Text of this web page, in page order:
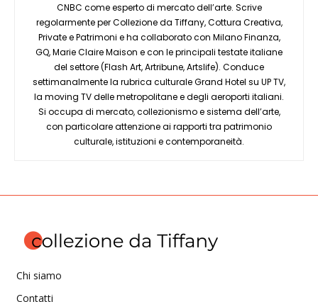
CNBC come esperto di mercato dell’arte. Scrive
regolarmente per Collezione da Tiffany, Cottura Creativa,
Private e Patrimoni e ha collaborato con Milano Finanza,
GQ, Marie Claire Maison e con le principali testate italiane
del settore (Flash Art, Artribune, Artslife). Conduce
settimanalmente la rubrica culturale Grand Hotel su UP TV,
la moving TV delle metropolitane e degli aeroporti italiani.
Si occupa di mercato, collezionismo e sistema dell’arte,
con particolare attenzione ai rapporti tra patrimonio
culturale, istituzioni e contemporaneità.
Chi siamo
Contatti